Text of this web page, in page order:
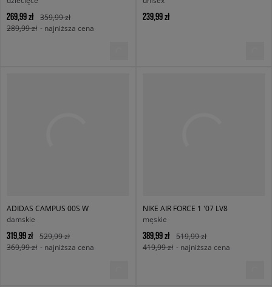
269,99 zł
359,99 zł
289,99 zł - najniższa cena
239,99 zł
ADIDAS CAMPUS 00S W
damskie
319,99 zł
529,99 zł
369,99 zł - najniższa cena
NIKE AIR FORCE 1 '07 LV8
męskie
389,99 zł
519,99 zł
419,99 zł - najniższa cena